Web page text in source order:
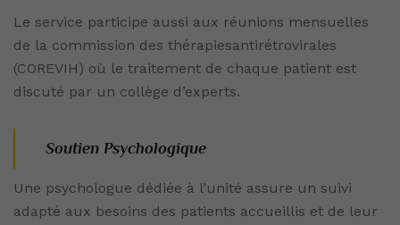
Le service participe aussi aux réunions mensuelles
de la commission des thérapiesantirétrovirales
(COREVIH) où le traitement de chaque patient est
discuté par un collège d’experts.
Soutien Psychologique
Une psychologue dédiée à l’unité assure un suivi
adapté aux besoins des patients accueillis et de leur